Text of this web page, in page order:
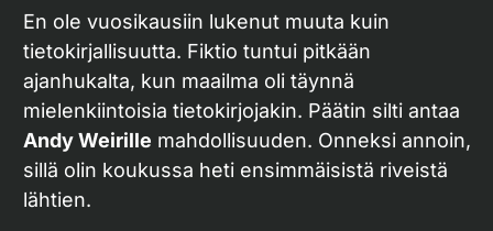
En ole vuosikausiin lukenut muuta kuin
tietokirjallisuutta. Fiktio tuntui pitkään
ajanhukalta, kun maailma oli täynnä
mielenkiintoisia tietokirjojakin. Päätin silti antaa
Andy Weirille mahdollisuuden. Onneksi annoin,
sillä olin koukussa heti ensimmäisistä riveistä
lähtien.